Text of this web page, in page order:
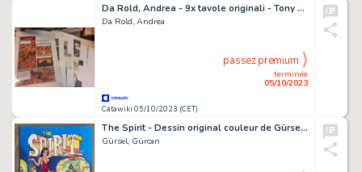
Da Rold, Andrea - 9x tavole originali - Tony & Clint - episodio completo "Presenze Rivelatrici" - (2010)
Da Rold, Andrea
Catawiki 05/10/2023 (CET)
terminée
05/10/2023
passez premium
The Spirit - Dessin original couleur de Gürsel en hommage au Spirit de Will Eisner - Page volante - Exemplaire unique - (2017)
Gürsel, Gürcan